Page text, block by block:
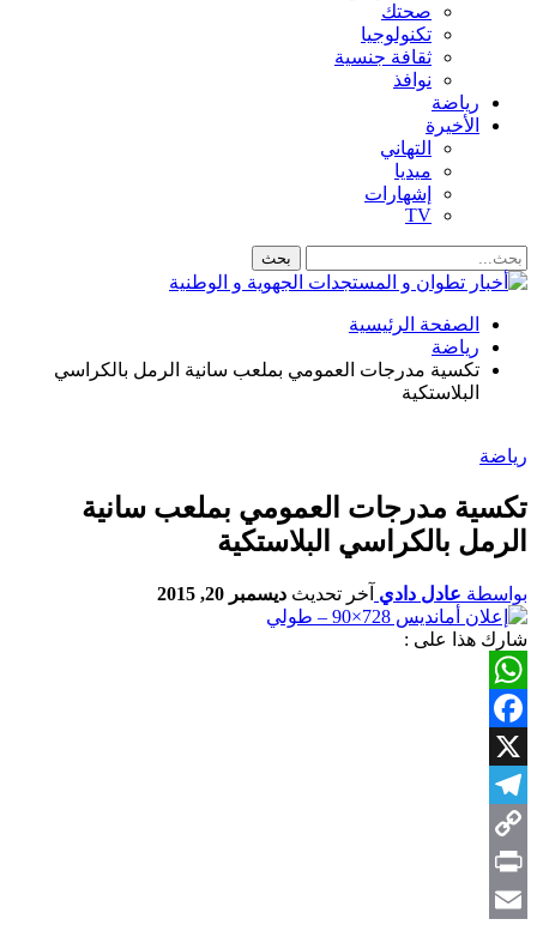
صحتك
تكنولوجيا
ثقافة جنسية
نوافذ
رياضة
الأخيرة
التهاني
ميديا
إشهارات
TV
الصفحة الرئيسية
رياضة
تكسية مدرجات العمومي بملعب سانية الرمل بالكراسي
البلاستكية
رياضة
تكسية مدرجات العمومي بملعب سانية
الرمل بالكراسي البلاستكية
بواسطة عادل دادي آخر تحديث ديسمبر 20, 2015
شارك هذا على :
WhatsApp
Facebook
X
Telegram
Copy
Link
Print